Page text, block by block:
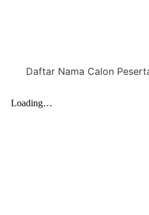
Daftar Nama Calon